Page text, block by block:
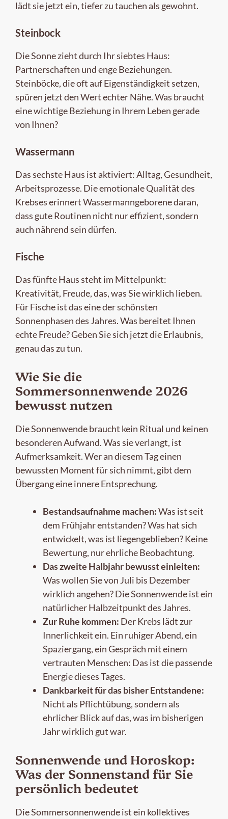
lädt sie jetzt ein, tiefer zu tauchen als gewohnt.
Steinbock
Die Sonne zieht durch Ihr siebtes Haus:
Partnerschaften und enge Beziehungen.
Steinböcke, die oft auf Eigenständigkeit setzen,
spüren jetzt den Wert echter Nähe. Was braucht
eine wichtige Beziehung in Ihrem Leben gerade
von Ihnen?
Wassermann
Das sechste Haus ist aktiviert: Alltag, Gesundheit,
Arbeitsprozesse. Die emotionale Qualität des
Krebses erinnert Wassermanngeborene daran,
dass gute Routinen nicht nur effizient, sondern
auch nährend sein dürfen.
Fische
Das fünfte Haus steht im Mittelpunkt:
Kreativität, Freude, das, was Sie wirklich lieben.
Für Fische ist das eine der schönsten
Sonnenphasen des Jahres. Was bereitet Ihnen
echte Freude? Geben Sie sich jetzt die Erlaubnis,
genau das zu tun.
Wie Sie die
Sommersonnenwende 2026
bewusst nutzen
Die Sonnenwende braucht kein Ritual und keinen
besonderen Aufwand. Was sie verlangt, ist
Aufmerksamkeit. Wer an diesem Tag einen
bewussten Moment für sich nimmt, gibt dem
Übergang eine innere Entsprechung.
Bestandsaufnahme machen:Was ist seit
dem Frühjahr entstanden? Was hat sich
entwickelt, was ist liegengeblieben? Keine
Bewertung, nur ehrliche Beobachtung.
Das zweite Halbjahr bewusst einleiten:
Was wollen Sie von Juli bis Dezember
wirklich angehen? Die Sonnenwende ist ein
natürlicher Halbzeitpunkt des Jahres.
Zur Ruhe kommen: Der Krebs lädt zur
Innerlichkeit ein. Ein ruhiger Abend, ein
Spaziergang, ein Gespräch mit einem
vertrauten Menschen: Das ist die passende
Energie dieses Tages.
Dankbarkeit für das bisher Entstandene:
Nicht als Pflichtübung, sondern als
ehrlicher Blick auf das, was im bisherigen
Jahr wirklich gut war.
Sonnenwende und Horoskop:
Was der Sonnenstand für Sie
persönlich bedeutet
Die Sommersonnenwende ist ein kollektives